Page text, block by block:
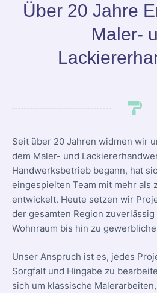
Über 20 Jahre
Maler-
Seit über 20 Jahren widmen wir
dem Maler- und
Handwerksbetrieb begann, hat
eingespielten Team mit mehr als
entwickelt. Heute setzen wir
der gesamten Region
Wohnraum bis hin zu
Unser Anspruch ist es, jedes
Sorgfalt und Hingabe zu
sich um klassische